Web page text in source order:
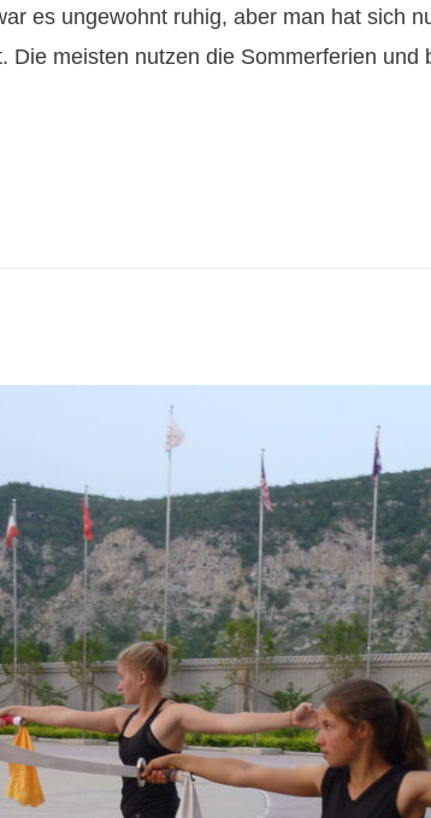
es ungewohnt ruhig, aber man hat sich
Die meisten nutzen die Sommerferien